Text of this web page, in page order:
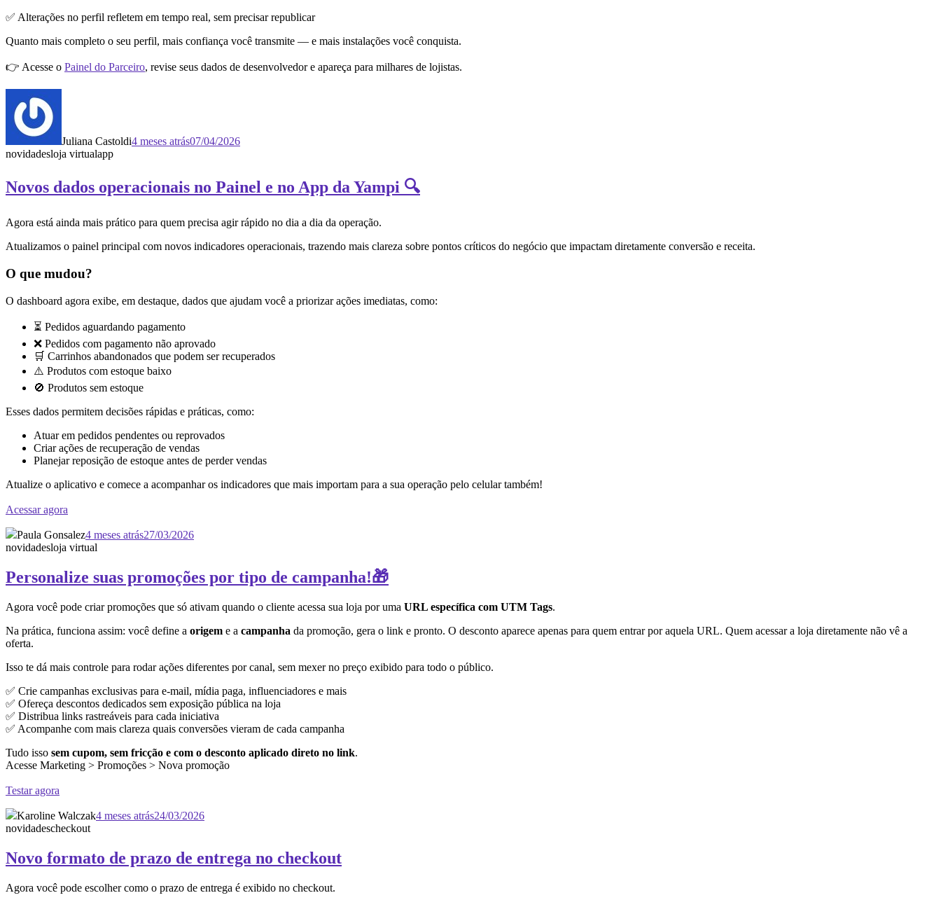
✅ Alterações no perfil refletem em tempo real, sem precisar republicar
Quanto mais completo o seu perfil, mais confiança você transmite — e mais instalações você conquista.
👉 Acesse o Painel do Parceiro, revise seus dados de desenvolvedor e apareça para milhares de lojistas.
Juliana Castoldi4 meses atrás07/04/2026
novidadesloja virtualapp
Novos dados operacionais no Painel e no App da Yampi 🔍
Agora está ainda mais prático para quem precisa agir rápido no dia a dia da operação.
Atualizamos o painel principal com novos indicadores operacionais, trazendo mais clareza sobre pontos críticos do negócio que impactam diretamente conversão e receita.
O que mudou?
O dashboard agora exibe, em destaque, dados que ajudam você a priorizar ações imediatas, como:
⏳ Pedidos aguardando pagamento
❌ Pedidos com pagamento não aprovado
🛒 Carrinhos abandonados que podem ser recuperados
⚠️ Produtos com estoque baixo
🚫 Produtos sem estoque
Esses dados permitem decisões rápidas e práticas, como:
Atuar em pedidos pendentes ou reprovados
Criar ações de recuperação de vendas
Planejar reposição de estoque antes de perder vendas
Atualize o aplicativo e comece a acompanhar os indicadores que mais importam para a sua operação pelo celular também!
Acessar agora
Paula Gonsalez4 meses atrás27/03/2026
novidadesloja virtual
Personalize suas promoções por tipo de campanha!🎁
Agora você pode criar promoções que só ativam quando o cliente acessa sua loja por uma URL específica com UTM Tags.
Na prática, funciona assim: você define a origem e a campanha da promoção, gera o link e pronto. O desconto aparece apenas para quem entrar por aquela URL. Quem acessar a loja diretamente não vê a
oferta.
Isso te dá mais controle para rodar ações diferentes por canal, sem mexer no preço exibido para todo o público.
✅ Crie campanhas exclusivas para e-mail, mídia paga, influenciadores e mais
✅ Ofereça descontos dedicados sem exposição pública na loja
✅ Distribua links rastreáveis para cada iniciativa
✅ Acompanhe com mais clareza quais conversões vieram de cada campanha
Tudo isso sem cupom, sem fricção e com o desconto aplicado direto no link.
Acesse Marketing > Promoções > Nova promoção
Testar agora
Karoline Walczak4 meses atrás24/03/2026
novidadescheckout
Novo formato de prazo de entrega no checkout
Agora você pode escolher como o prazo de entrega é exibido no checkout.